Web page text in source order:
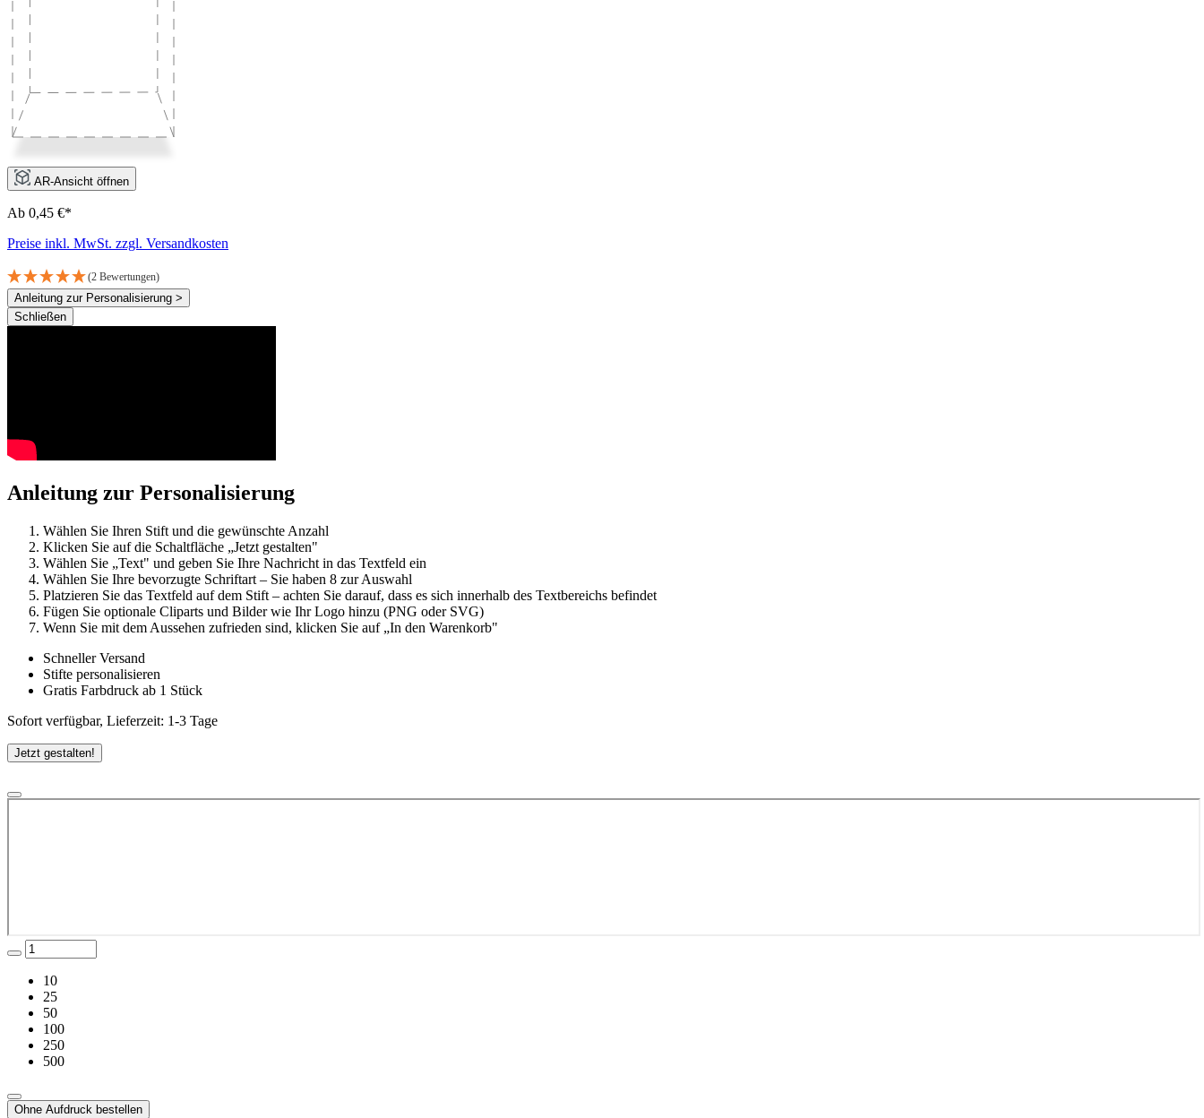
AR-Ansicht öffnen
Ab 0,45 €*
Preise inkl. MwSt. zzgl. Versandkosten
(2 Bewertungen)
Anleitung zur Personalisierung >
Schließen
Anleitung zur Personalisierung
Wählen Sie Ihren Stift und die gewünschte Anzahl
Klicken Sie auf die Schaltfläche „Jetzt gestalten"
Wählen Sie „Text" und geben Sie Ihre Nachricht in das Textfeld ein
Wählen Sie Ihre bevorzugte Schriftart – Sie haben 8 zur Auswahl
Platzieren Sie das Textfeld auf dem Stift – achten Sie darauf, dass es sich innerhalb des Textbereichs befindet
Fügen Sie optionale Cliparts und Bilder wie Ihr Logo hinzu (PNG oder SVG)
Wenn Sie mit dem Aussehen zufrieden sind, klicken Sie auf „In den Warenkorb"
Schneller Versand
Stifte personalisieren
Gratis Farbdruck ab 1 Stück
Sofort verfügbar, Lieferzeit: 1-3 Tage
Jetzt gestalten!
10
25
50
100
250
500
Ohne Aufdruck bestellen